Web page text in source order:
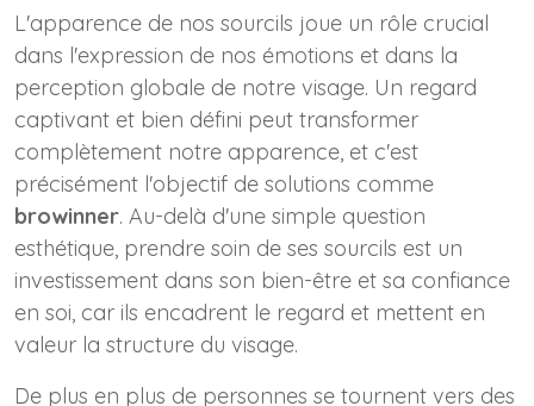
L'apparence de nos sourcils joue un rôle crucial
dans l'expression de nos émotions et dans la
perception globale de notre visage. Un regard
captivant et bien défini peut transformer
complètement notre apparence, et c'est
précisément l'objectif de solutions comme
browinner. Au-delà d'une simple question
esthétique, prendre soin de ses sourcils est un
investissement dans son bien-être et sa confiance
en soi, car ils encadrent le regard et mettent en
valeur la structure du visage.
De plus en plus de personnes se tournent vers des